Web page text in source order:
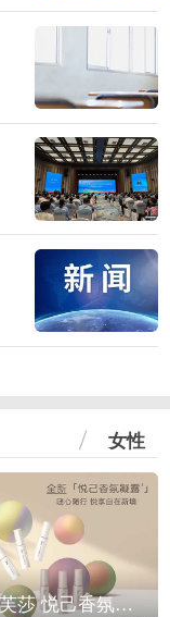
女性
IPSA茵芙莎 悦己香氛凝露上市